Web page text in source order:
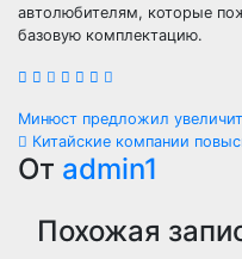
автолюбителям, которые
базовую комплектацию.
Навигация
по
записям
Минюст предложил
Китайские компании
От admin1
Похожая